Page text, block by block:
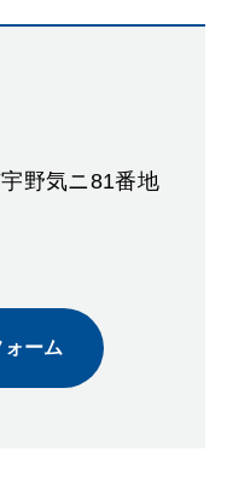
野気ニ81番地
ーム